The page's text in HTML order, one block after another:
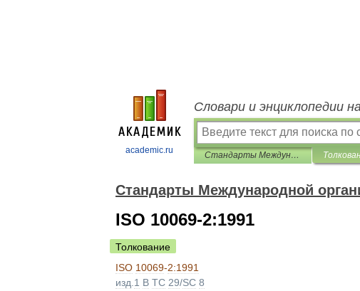
academic.ru
Словари и энциклопедии
Стандарты Международной организации по стандартизации (ИСО)
Стандарты Международной
ISO 10069-2:1991
Толкование
ISO 10069-2:1991
изд 1 B TC 29/SC 8